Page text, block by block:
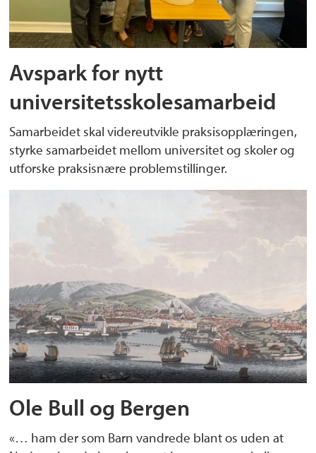
Avspark for nytt
universitetsskolesamarbeid
Samarbeidet skal videreutvikle praksisopplæringen,
styrke samarbeidet mellom universitet og skoler og
utforske praksisnære problemstillinger.
Ole Bull og Bergen
«… ham der som Barn vandrede blant os uden at